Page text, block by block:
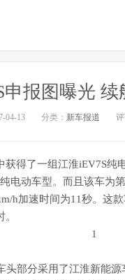
报图曝光 续
04-13 分类： 新车报道
获得了一组江淮iEV7S
电动车型。而且该车为
h加速时间为11秒。这
头部分采用了江淮新能